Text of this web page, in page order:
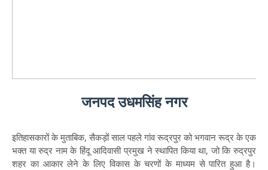
जनपद उधमसिंह नगर
इतिहासकारों के मुताबिक, सैकड़ों साल पहले गांव रूद्रपुर को भगवान रूद्र के एक
भक्त या रुद्र नाम के हिंदू आदिवासी प्रमुख ने स्थापित किया था, जो कि रुद्रपुर
शहर का आकार लेने के लिए विकास के चरणों के माध्यम से पारित हुआ है।